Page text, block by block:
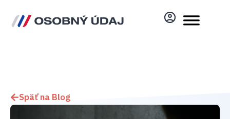
Späť na Blog